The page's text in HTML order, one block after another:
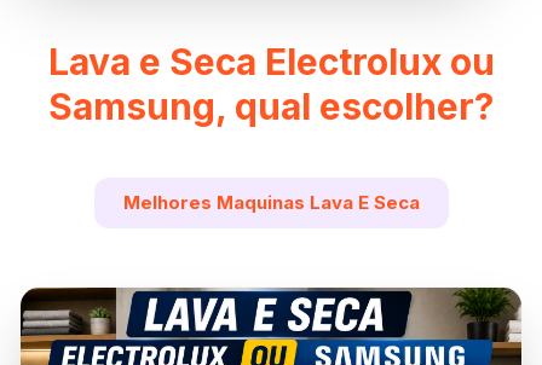
Lava e Seca Electrolux ou
Samsung, qual escolher?
Melhores Maquinas Lava E Seca